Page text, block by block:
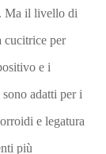
Ma il livello di
cucitrice per
e i
adatti per i
e legatura
più